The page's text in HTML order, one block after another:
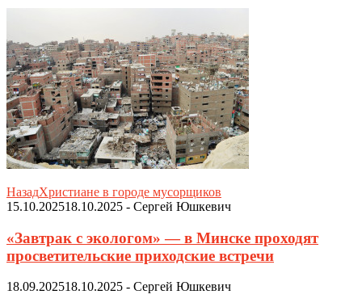
НазадХристиане в городе мусорщиков
15.10.202518.10.2025 - Сергей Юшкевич
«Завтрак с экологом» — в Минске проходят
просветительские приходские встречи
18.09.202518.10.2025 - Сергей Юшкевич